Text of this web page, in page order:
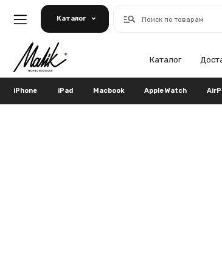
Каталог
Поиск по товарам